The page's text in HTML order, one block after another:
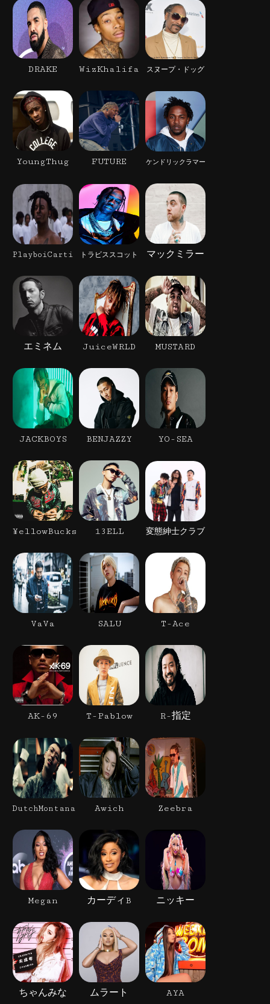
DRAKE WizKhalifa スヌープ・ドッグ
YoungThug FUTURE ケンドリックラマー
PlayboiCarti トラビススコット マックミラー
エミネム JuiceWRLD MUSTARD
JACKBOYS BENJAZZY YO-SEA
¥ellowBucks 13ELL 変態紳士クラブ
VaVa SALU T-Ace
AK-69 T-Pablow R-指定
DutchMontana Awich Zeebra
Megan カーディB ニッキー
ちゃんみな ムラート AYA